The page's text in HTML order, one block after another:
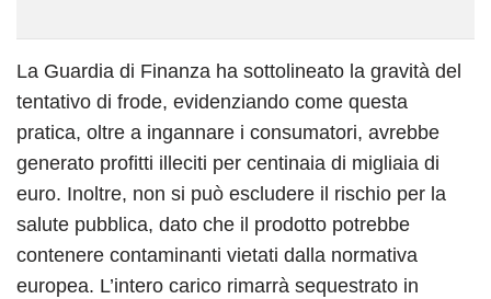
La Guardia di Finanza ha sottolineato la gravità del
tentativo di frode, evidenziando come questa
pratica, oltre a ingannare i consumatori, avrebbe
generato profitti illeciti per centinaia di migliaia di
euro. Inoltre, non si può escludere il rischio per la
salute pubblica, dato che il prodotto potrebbe
contenere contaminanti vietati dalla normativa
europea. L’intero carico rimarrà sequestrato in